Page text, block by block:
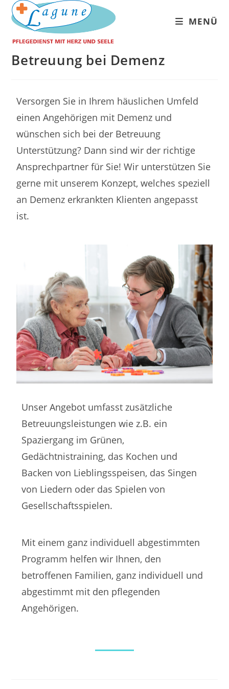
MENÜ
Betreuung bei Demenz
Versorgen Sie in Ihrem häuslichen Umfeld
einen Angehörigen mit Demenz und
wünschen sich bei der Betreuung
Unterstützung? Dann sind wir der richtige
Ansprechpartner für Sie! Wir unterstützen Sie
gerne mit unserem Konzept, welches speziell
an Demenz erkrankten Klienten angepasst
ist.
Unser Angebot umfasst zusätzliche
Betreuungsleistungen wie z.B. ein
Spaziergang im Grünen,
Gedächtnistraining, das Kochen und
Backen von Lieblingsspeisen, das Singen
von Liedern oder das Spielen von
Gesellschaftsspielen.
Mit einem ganz individuell abgestimmten
Programm helfen wir Ihnen, den
betroffenen Familien, ganz individuell und
abgestimmt mit den pflegenden
Angehörigen.